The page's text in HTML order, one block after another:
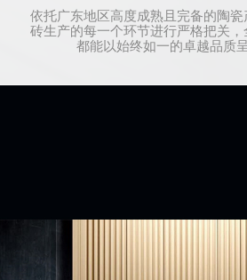
依托广东地区高度成熟且完备的陶
砖生产的每一个环节进行严格把关
都能以始终如一的卓越品质